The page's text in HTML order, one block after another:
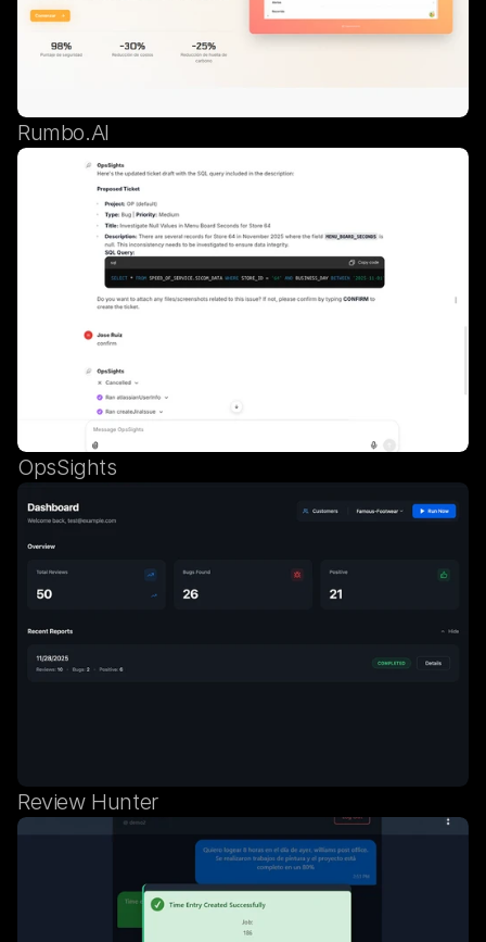
Rumbo.AI
OpsSights
Review Hunter